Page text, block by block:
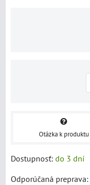
Otázka k produktu
Dostupnosť: do 3 dní